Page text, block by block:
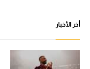
أخر الأخبار